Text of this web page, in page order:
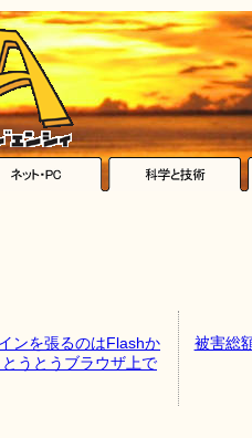
ンを張るのはFlashか
うとうブラウザ上で
被害総